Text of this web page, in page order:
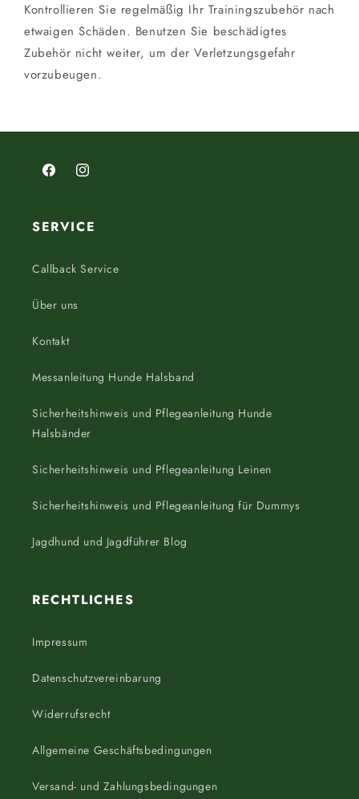
Kontrollieren Sie regelmäßig Ihr Trainingszubehör nach
etwaigen Schäden. Benutzen Sie beschädigtes
Zubehör nicht weiter, um der Verletzungsgefahr
vorzubeugen.
FacebookInstagram
SERVICE
Callback Service
Über uns
Kontakt
Messanleitung Hunde Halsband
Sicherheitshinweis und Pflegeanleitung Hunde
Halsbänder
Sicherheitshinweis und Pflegeanleitung Leinen
Sicherheitshinweis und Pflegeanleitung für Dummys
Jagdhund und Jagdführer Blog
RECHTLICHES
Impressum
Datenschutzvereinbarung
Widerrufsrecht
Allgemeine Geschäftsbedingungen
Versand- und Zahlungsbedingungen